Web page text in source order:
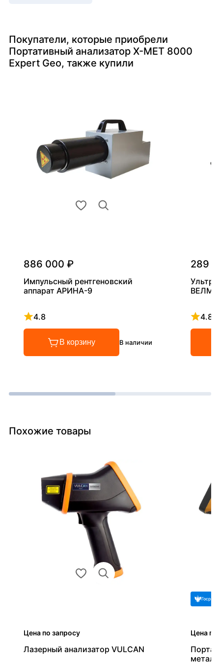
Покупатели, которые приобрели
Портативный анализатор X-MET 8000
Expert Geo, также купили
886 000 ₽
Импульсный рентгеновский
аппарат АРИНА-9
4.8
Рейтинг 4.8 из 5
В корзину В наличии
289
4.8
Похожие товары
Цена по запросу
Лазерный анализатор VULCAN
Цена по